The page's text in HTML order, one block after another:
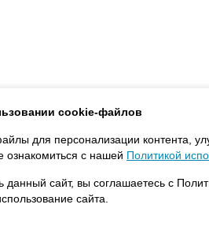
cookie-файлов
для персонализации контента,
с нашей Политикой
данный сайт, вы соглашаетесь с
сайта.